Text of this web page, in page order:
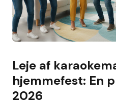
Leje af
hjemmefest: En
2026